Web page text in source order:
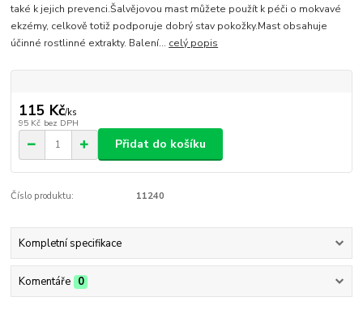
také k jejich prevenci.Šalvějovou mast můžete použít k péči o mokvavé
ekzémy, celkově totiž podporuje dobrý stav pokožky.Mast obsahuje
účinné rostlinné extrakty. Balení... celý popis
115 Kč/ks
95 Kč bez DPH
Přidat do košíku
Číslo produktu: 11240
Kompletní specifikace
Komentáře 0